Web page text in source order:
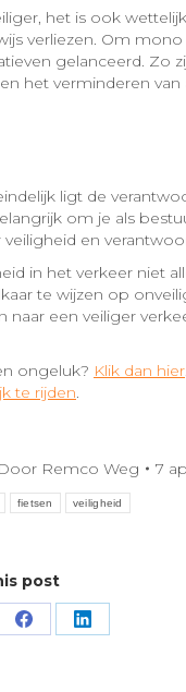
het is ook
verliezen. Om
gelanceerd. Zo
het verminderen van
ligt de
om je als
en
in het verkeer niet
te wijzen op
een veiliger
ongeluk? Klik dan hier
te rijden.
Door Remco Weg
7
fietsen veiligheid
post
Share Share